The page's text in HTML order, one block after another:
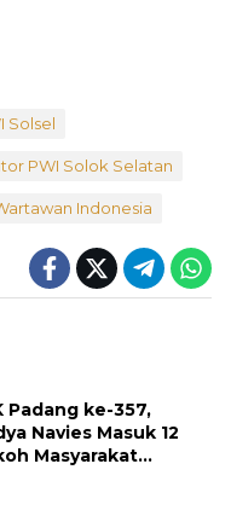
Solsel
PWI Solok Selatan
Indonesia
Padang ke-357,
Navies Masuk 12
Masyarakat